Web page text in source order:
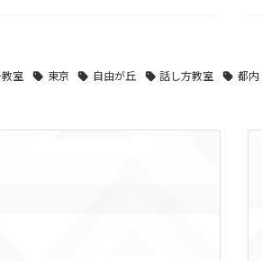
室 東京 自由が丘 話し方教室 都内